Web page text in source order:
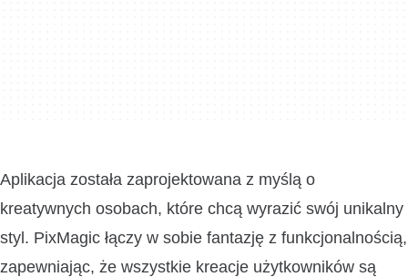
Aplikacja została zaprojektowana z myślą o
kreatywnych osobach, które chcą wyrazić swój unikalny
styl. PixMagic łączy w sobie fantazję z funkcjonalnością,
zapewniając, że wszystkie kreacje użytkowników są